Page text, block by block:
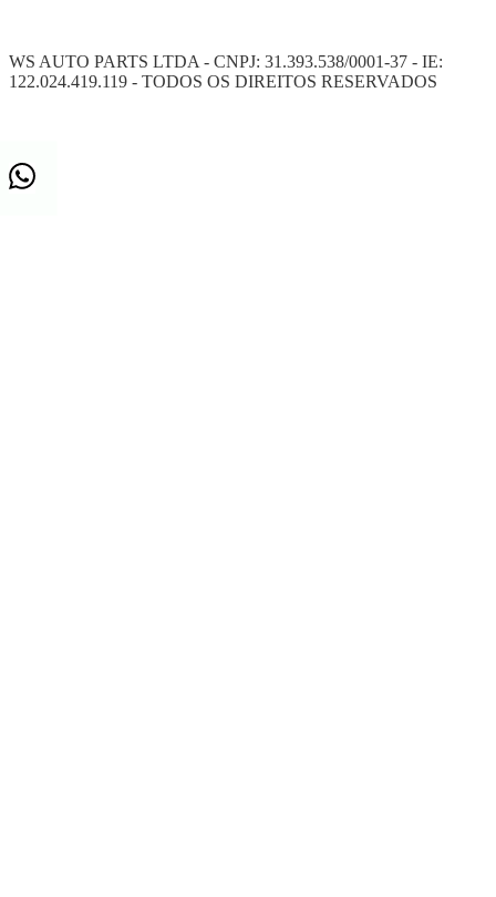
WS AUTO PARTS LTDA - CNPJ: 31.393.538/0001-37 - IE:
122.024.419.119 - TODOS OS DIREITOS RESERVADOS